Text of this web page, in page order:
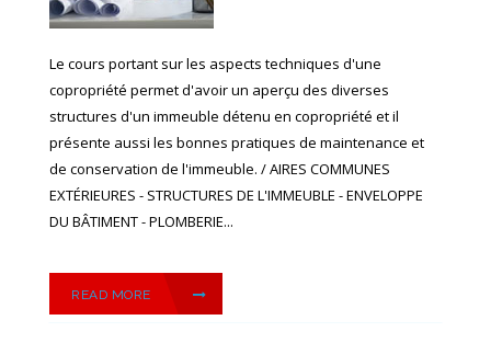
Le cours portant sur les aspects techniques d'une
copropriété permet d'avoir un aperçu des diverses
structures d'un immeuble détenu en copropriété et il
présente aussi les bonnes pratiques de maintenance et
de conservation de l'immeuble. / AIRES COMMUNES
EXTÉRIEURES - STRUCTURES DE L'IMMEUBLE - ENVELOPPE
DU BÂTIMENT - PLOMBERIE...
READ MORE